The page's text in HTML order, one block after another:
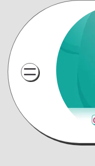
content